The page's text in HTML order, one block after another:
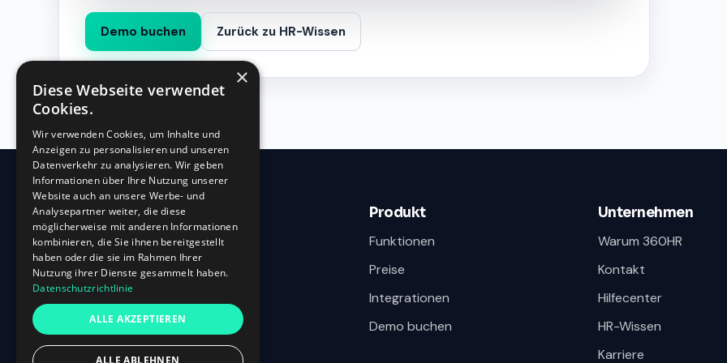
Demo buchen Zurück zu HR-Wissen
360HR
Oberbilker Allee 315
D-40227 Düsseldorf
+49 (0)211-87 507 907
Produkt
Funktionen
Preise
Integrationen
Demo buchen
Unternehmen
Warum 360HR
Kontakt
Hilfecenter
HR-Wissen
Karriere
×
Diese Webseite verwendet
Cookies.
Wir verwenden Cookies, um Inhalte und
Anzeigen zu personalisieren und unseren
Datenverkehr zu analysieren. Wir geben
Informationen über Ihre Nutzung unserer
Website auch an unsere Werbe- und
Analysepartner weiter, die diese
möglicherweise mit anderen Informationen
kombinieren, die Sie ihnen bereitgestellt
haben oder die sie im Rahmen Ihrer
Nutzung ihrer Dienste gesammelt haben.
Datenschutzrichtlinie
ALLE AKZEPTIEREN
ALLE ABLEHNEN